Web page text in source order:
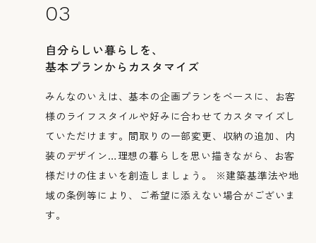
03
自分らしい暮らしを、
基本プランからカスタマイズ
みんなのいえは、基本の企画プランをベースに、お客
様のライフスタイルや好みに合わせてカスタマイズし
ていただけます。間取りの一部変更、収納の追加、内
装のデザイン…理想の暮らしを思い描きながら、お客
様だけの住まいを創造しましょう。 ※建築基準法や地
域の条例等により、ご希望に添えない場合がございま
す。